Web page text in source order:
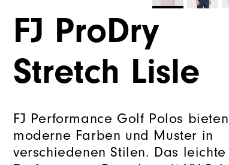
FJ ProDry
Stretch Lisle
FJ Performance Golf Polos bieten
moderne Farben und Muster in
verschiedenen Stilen. Das leichte